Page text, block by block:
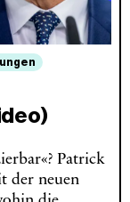
Patrick
der neuen